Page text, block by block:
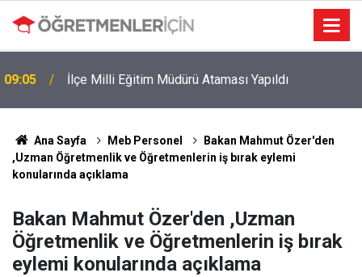
09:05 İlçe Milli Eğitim Müdürü Ataması Yapıldı
Ana Sayfa Meb Personel
Bakan Mahmut Özer'den
,Uzman Öğretmenlik ve Öğretmenlerin iş bırak eylemi
konularında açıklama
Bakan Mahmut Özer'den ,Uzman
Öğretmenlik ve Öğretmenlerin iş bırak
eylemi konularında açıklama